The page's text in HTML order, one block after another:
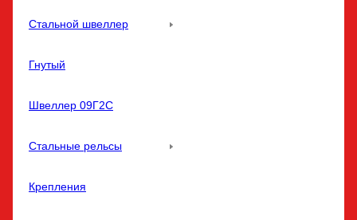
Стальной швеллер
Гнутый
Швеллер 09Г2С
Стальные рельсы
Крепления